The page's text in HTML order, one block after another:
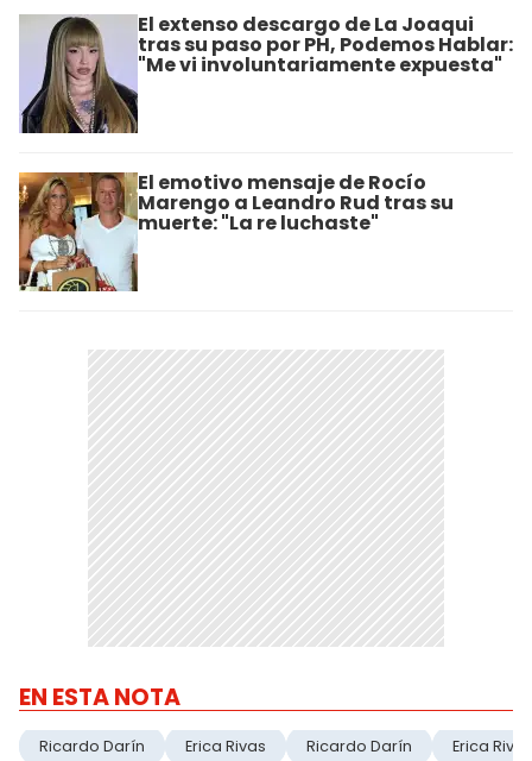
El extenso descargo de La Joaqui
tras su paso por PH, Podemos Hablar:
"Me vi involuntariamente expuesta"
El emotivo mensaje de Rocío
Marengo a Leandro Rud tras su
muerte: "La re luchaste"
EN ESTA NOTA
Ricardo Darín Erica Rivas Ricardo Darín Erica Rivas